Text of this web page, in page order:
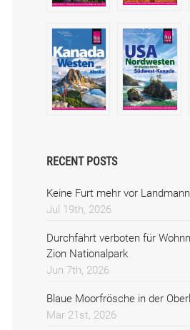
RECENT POSTS
Keine Furt mehr vor
Jul 19th, 2026
Durchfahrt verboten für
Zion Nationalpark
Jun 7th, 2026
Blaue Moorfrösche in der
Mar 21st, 2026